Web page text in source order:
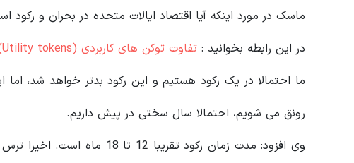
ماسک در مورد اینکه آیا اقتصاد ایالات متحده در بحران و رکود
در این رابطه بخوانید‌ : تفاوت توکن های کاربردی (Utility tokens) با توکن های سهمی (equity tokens) چیست؟
ما احتمالا در یک رکود هستیم و این رکود بدتر خواهد شد،
رونق می شویم، احتمالا سال سختی در پیش داریم.
وی افزود: مدت زمان رکود